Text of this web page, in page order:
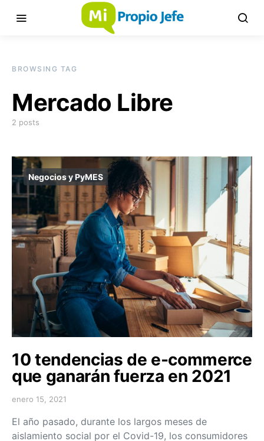
BROWSING TAG
Mercado Libre
2 posts
Negocios y PyMES
10 tendencias de e-commerce
que ganarán fuerza en 2021
enero 15, 2021
El año pasado, durante los largos meses de
aislamiento social por el Covid-19, los consumidores